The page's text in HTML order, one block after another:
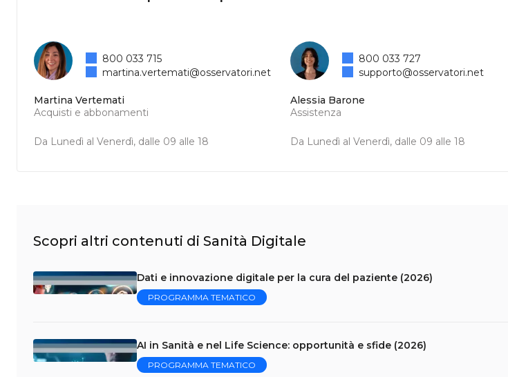
Martina Vertemati
Acquisti e abbonamenti
Da Lunedì al Venerdì, dalle 09 alle 18
800 033 715
martina.vertemati@osservatori.net
Alessia Barone
Assistenza
Da Lunedì al Venerdì, dalle 09 alle 18
800 033 727
supporto@osservatori.net
Scopri altri contenuti di Sanità Digitale
Dati e innovazione digitale per la cura del paziente (2026)
PROGRAMMA TEMATICO
AI in Sanità e nel Life Science: opportunità e sfide (2026)
PROGRAMMA TEMATICO